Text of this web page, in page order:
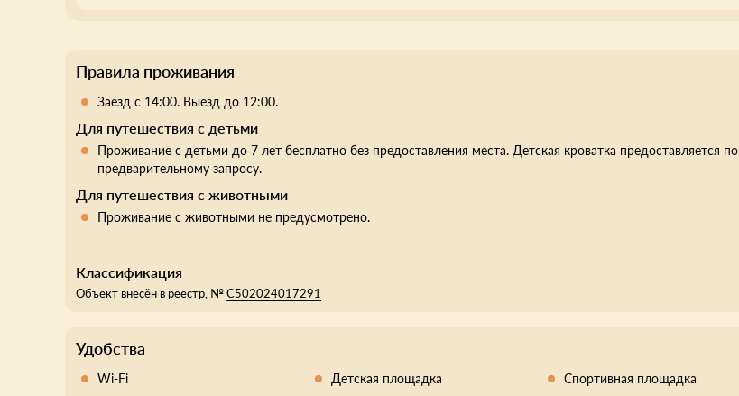
Правила проживания
Заезд с 14:00. Выезд до 12:00.
Для путешествия с детьми
Проживание с детьми до 7 лет бесплатно без предоставления места. Детская кроватка предоставляется по
предварительному запросу.
Для путешествия с животными
Проживание с животными не предусмотрено.
Классификация
Объект внесён в реестр, №С502024017291
Удобства
Wi-Fi Детская площадка Спортивная площадка